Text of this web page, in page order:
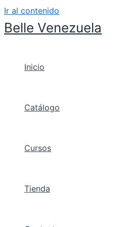
Ir al contenido
Belle Venezuela
Inicio
Catálogo
Cursos
Tienda